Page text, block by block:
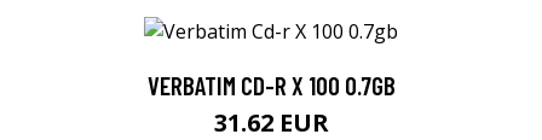
VERBATIM CD-R X 100 0.7GB
31.62 EUR